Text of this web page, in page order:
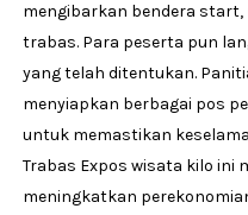
mengibarkan bendera
trabas. Para peserta pun
yang telah ditentukan.
menyiapkan berbagai pos
untuk memastikan
Trabas Expos wisata kilo ini
meningkatkan